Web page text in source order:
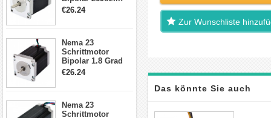
2,8A 57x57x76mm
€26.24
Nema 23
Schrittmotor
Bipolar 1.8 Grad
1.9Nm 3A 3.36V 4
€26.24
Nema 23
Schrittmotor
Zur Wunschliste
Das könnte Sie auch
interessieren